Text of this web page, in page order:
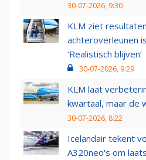
30-07-2026, 9:30
KLM ziet
achteroverleunen
‘Realistisch blijven’
30-07-2026, 9:29
KLM laat
kwartaal, maar de
30-07-2026, 8:22
Icelandair tekent
A320neo's om